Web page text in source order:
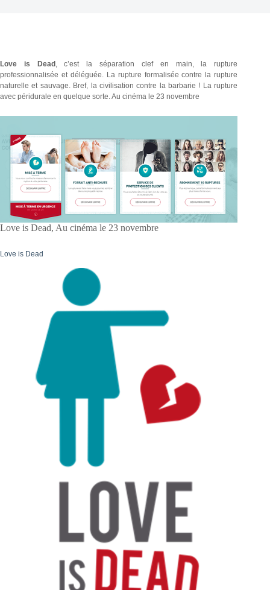
Love is Dead , c’est la séparation clef en main, la rupture
professionnalisée et déléguée. La rupture formalisée contre la rupture
naturelle et sauvage. Bref, la civilisation contre la barbarie ! La rupture
avec péridurale en quelque sorte. Au cinéma le 23 novembre
Love is Dead, Au cinéma le 23 novembre
Love is Dead